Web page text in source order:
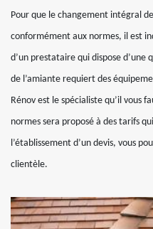
Pour que le changement intégral
conformément aux normes, il est
d’un prestataire qui dispose
de l’amiante requiert des
Rénov est le spécialiste qu’il vous
normes sera proposé à des tarifs
l’établissement d’un devis, vous
clientèle.